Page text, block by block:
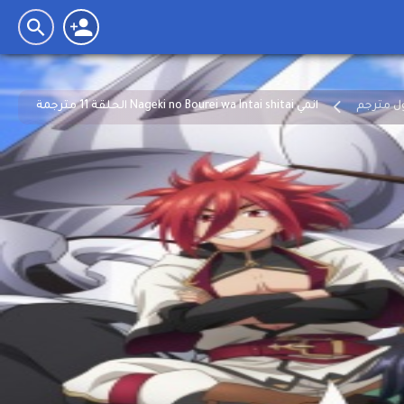
انمي Nageki no Bourei wa Intai shitai الحلقة 11 مترجمة